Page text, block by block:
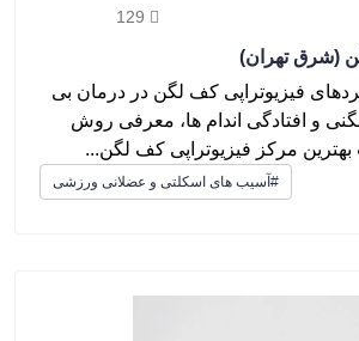
129
(شرق تهران)
فیزیوتراپی کف لگن در درمان بی
و افتادگی اندام ها، معرفی روش
بهترین مرکز فیزیوتراپی کف لگن...
#آسیب های اسکلتی و عضلانی ورزشی